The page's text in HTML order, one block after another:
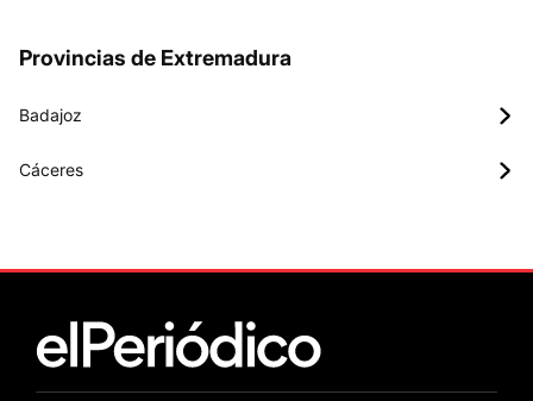
Provincias de Extremadura
Badajoz
Cáceres